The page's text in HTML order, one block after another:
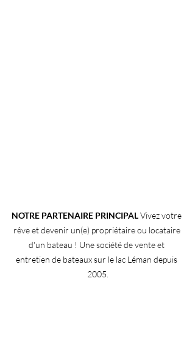
NOTRE PARTENAIRE PRINCIPAL Vivez votre
rêve et devenir un(e) propriétaire ou locataire
d'un bateau ! Une société de vente et
entretien de bateaux sur le lac Léman depuis
2005.